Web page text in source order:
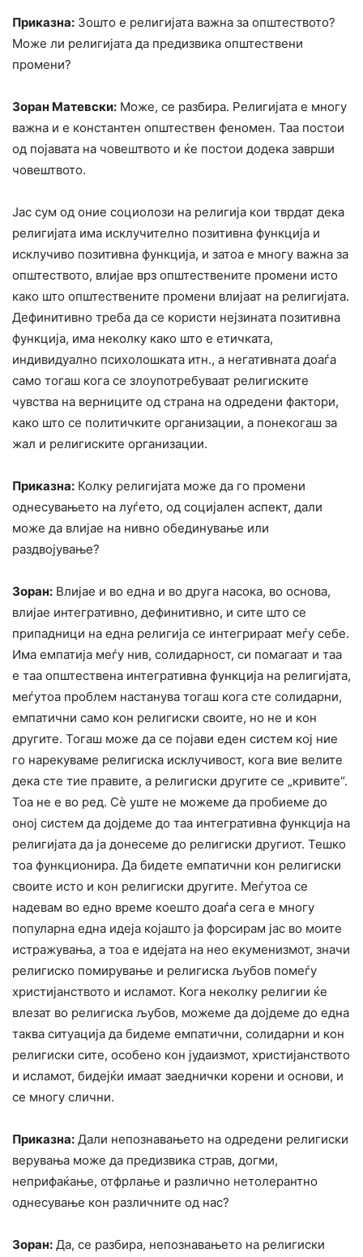
Приказна: Зошто е религијата важна за општеството?
Може ли религијата да предизвика општествени
промени?
Зоран Матевски: Може, се разбира. Религијата е многу
важна и е константен општествен феномен. Таа постои
од појавата на човештвото и ќе постои додека заврши
човештвото.
Јас сум од оние социолози на религија кои тврдат дека
религијата има исклучително позитивна функција и
исклучиво позитивна функција, и затоа е многу важна за
општеството, влијае врз општествените промени исто
како што општествените промени влијаат на религијата.
Дефинитивно треба да се користи нејзината позитивна
функција, има неколку како што е етичката,
индивидуално психолошката итн., а негативната доаѓа
само тогаш кога се злоупотребуваат религиските
чувства на верниците од страна на одредени фактори,
како што се политичките организации, а понекогаш за
жал и религиските организации.
Приказна: Колку религијата може да го промени
однесувањето на луѓето, од социјален аспект, дали
може да влијае на нивно обединување или
раздвојување?
Зоран: Влијае и во една и во друга насока, во основа,
влијае интегративно, дефинитивно, и сите што се
припадници на една религија се интегрираат меѓу себе.
Има емпатија меѓу нив, солидарност, си помагаат и таа
е таа општествена интегративна функција на религијата,
меѓутоа проблем настанува тогаш кога сте солидарни,
емпатични само кон религиски своите, но не и кон
другите. Тогаш може да се појави еден систем кој ние
го нарекуваме религиска исклучивост, кога вие велите
дека сте тие правите, а религиски другите се „кривите“.
Тоа не е во ред. Сè уште не можеме да пробиеме до
оној систем да дојдеме до таа интегративна функција на
религијата да ја донесеме до религиски другиот. Тешко
тоа функционира. Да бидете емпатични кон религиски
своите исто и кон религиски другите. Меѓутоа се
надевам во едно време коешто доаѓа сега е многу
популарна една идеја којашто ја форсирам јас во моите
истражувања, а тоа е идејата на нео екуменизмот, значи
религиско помирување и религиска љубов помеѓу
христијанството и исламот. Кога неколку религии ќе
влезат во религиска љубов, можеме да дојдеме до една
таква ситуација да бидеме емпатични, солидарни и кон
религиски сите, особено кон јудаизмот, христијанството
и исламот, бидејќи имаат заеднички корени и основи, и
се многу слични.
Приказна: Дали непознавањето на одредени религиски
верувања може да предизвика страв, догми,
неприфаќање, отфрлање и различно нетолерантно
однесување кон различните од нас?
Зоран: Да, се разбира, непознавањето на религиски